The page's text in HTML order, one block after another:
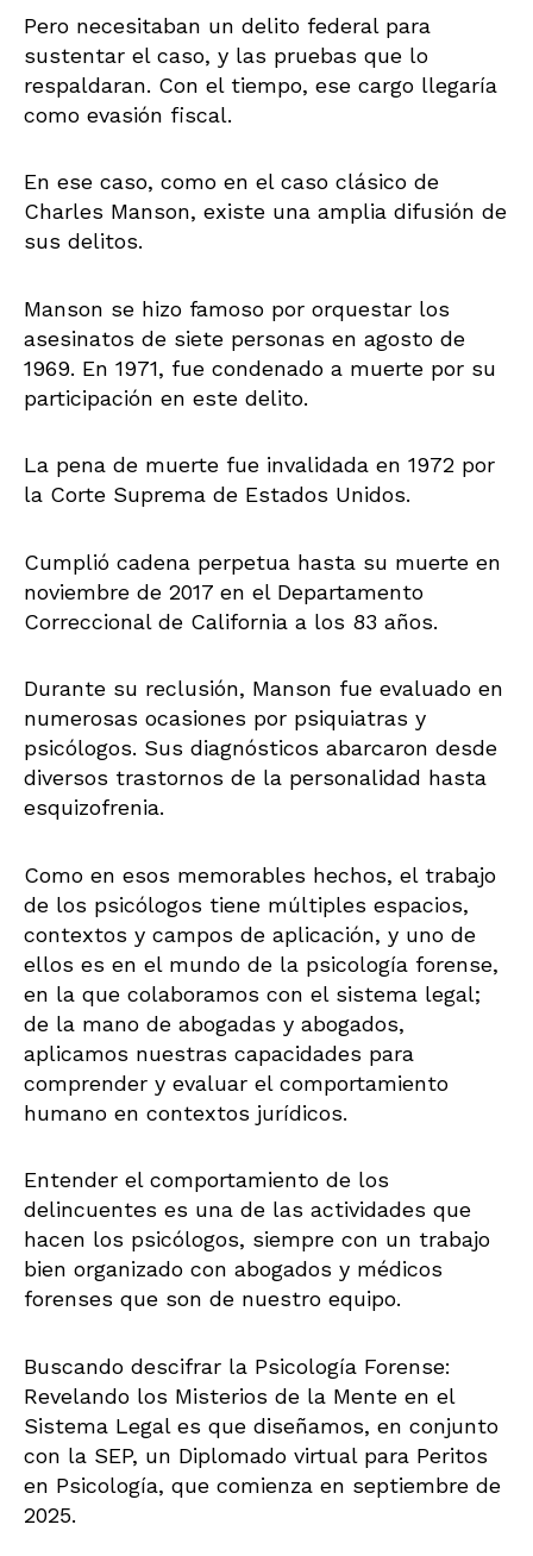
Pero necesitaban un delito federal para
sustentar el caso, y las pruebas que lo
respaldaran. Con el tiempo, ese cargo llegaría
como evasión fiscal.
En ese caso, como en el caso clásico de
Charles Manson, existe una amplia difusión de
sus delitos.
Manson se hizo famoso por orquestar los
asesinatos de siete personas en agosto de
1969. En 1971, fue condenado a muerte por su
participación en este delito.
La pena de muerte fue invalidada en 1972 por
la Corte Suprema de Estados Unidos.
Cumplió cadena perpetua hasta su muerte en
noviembre de 2017 en el Departamento
Correccional de California a los 83 años.
Durante su reclusión, Manson fue evaluado en
numerosas ocasiones por psiquiatras y
psicólogos. Sus diagnósticos abarcaron desde
diversos trastornos de la personalidad hasta
esquizofrenia.
Como en esos memorables hechos, el trabajo
de los psicólogos tiene múltiples espacios,
contextos y campos de aplicación, y uno de
ellos es en el mundo de la psicología forense,
en la que colaboramos con el sistema legal;
de la mano de abogadas y abogados,
aplicamos nuestras capacidades para
comprender y evaluar el comportamiento
humano en contextos jurídicos.
Entender el comportamiento de los
delincuentes es una de las actividades que
hacen los psicólogos, siempre con un trabajo
bien organizado con abogados y médicos
forenses que son de nuestro equipo.
Buscando descifrar la Psicología Forense:
Revelando los Misterios de la Mente en el
Sistema Legal es que diseñamos, en conjunto
con la SEP, un Diplomado virtual para Peritos
en Psicología, que comienza en septiembre de
2025.